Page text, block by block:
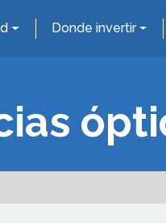
Donde invertir